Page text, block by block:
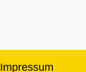
Impressum